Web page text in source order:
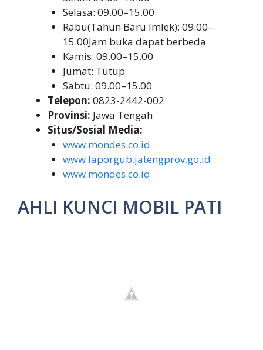
Selasa: 09.00–15.00
Rabu(Tahun Baru Imlek): 09.00–
15.00Jam buka dapat berbeda
Kamis: 09.00–15.00
Jumat: Tutup
Sabtu: 09.00–15.00
Telepon: 0823-2442-002
Provinsi: Jawa Tengah
Situs/Sosial Media:
www.mondes.co.id
www.laporgub.jatengprov.go.id
www.mondes.co.id
AHLI KUNCI MOBIL PATI